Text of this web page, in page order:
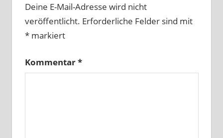
Deine E-Mail-Adresse wird nicht
veröffentlicht. Erforderliche Felder sind mit
*markiert
Kommentar*